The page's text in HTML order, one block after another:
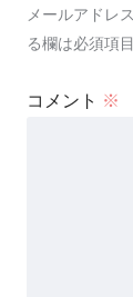
メールアドレ
る欄は必須項
コメント ※